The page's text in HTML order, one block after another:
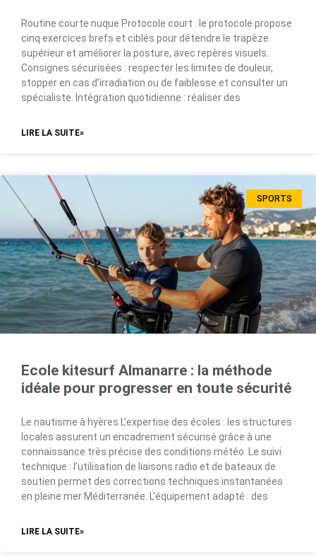
Routine courte nuque Protocole court : le protocole propose
cinq exercices brefs et ciblés pour détendre le trapèze
supérieur et améliorer la posture, avec repères visuels.
Consignes sécurisées : respecter les limites de douleur,
stopper en cas d’irradiation ou de faiblesse et consulter un
spécialiste. Intégration quotidienne : réaliser des
LIRE LA SUITE»
SPORTS
Ecole kitesurf Almanarre : la méthode
idéale pour progresser en toute sécurité
Le nautisme à hyères L’expertise des écoles : les structures
locales assurent un encadrement sécurisé grâce à une
connaissance très précise des conditions météo. Le suivi
technique : l’utilisation de liaisons radio et de bateaux de
soutien permet des corrections techniques instantanées
en pleine mer Méditerranée. L’équipement adapté : des
LIRE LA SUITE»